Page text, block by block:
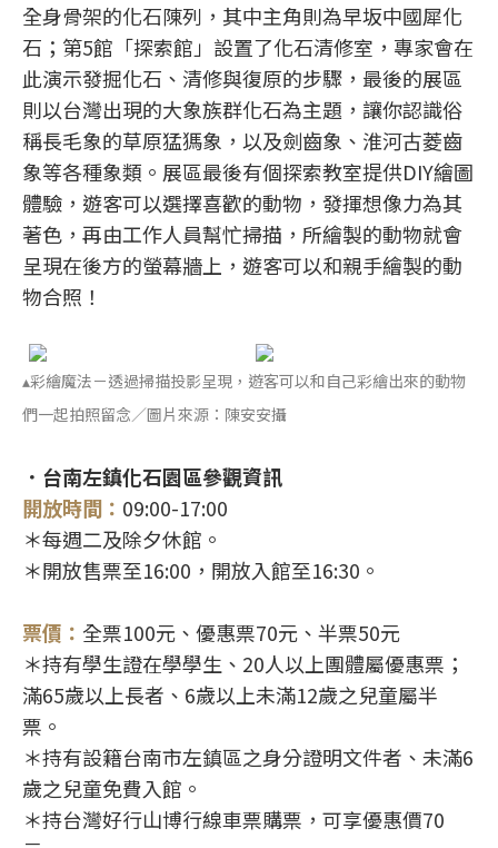
全身骨架的化石陳列，其中主角則為早坂中國犀化
石；第5館「探索館」設置了化石清修室，專家會在
此演示發掘化石、清修與復原的步驟，最後的展區
則以台灣出現的大象族群化石為主題，讓你認識俗
稱長毛象的草原猛獁象，以及劍齒象、淮河古菱齒
象等各種象類。展區最後有個探索教室提供DIY繪圖
體驗，遊客可以選擇喜歡的動物，發揮想像力為其
著色，再由工作人員幫忙掃描，所繪製的動物就會
呈現在後方的螢幕牆上，遊客可以和親手繪製的動
物合照！
▴彩繪魔法－透過掃描投影呈現，遊客可以和自己彩繪出來的動物
們一起拍照留念／圖片來源：陳安安攝
．台南左鎮化石園區參觀資訊
開放時間： 09:00-17:00
＊每週二及除夕休館。
＊開放售票至16:00，開放入館至16:30。
票價： 全票100元、優惠票70元、半票50元
＊持有學生證在學學生、20人以上團體屬優惠票；
滿65歲以上長者、6歲以上未滿12歲之兒童屬半
票。
＊持有設籍台南市左鎮區之身分證明文件者、未滿6
歲之兒童免費入館。
＊持台灣好行山博行線車票購票，可享優惠價70